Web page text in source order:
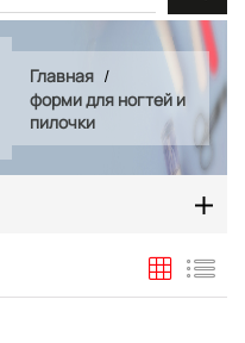
Главная
форми для ногтей и
пилочки
Сетка